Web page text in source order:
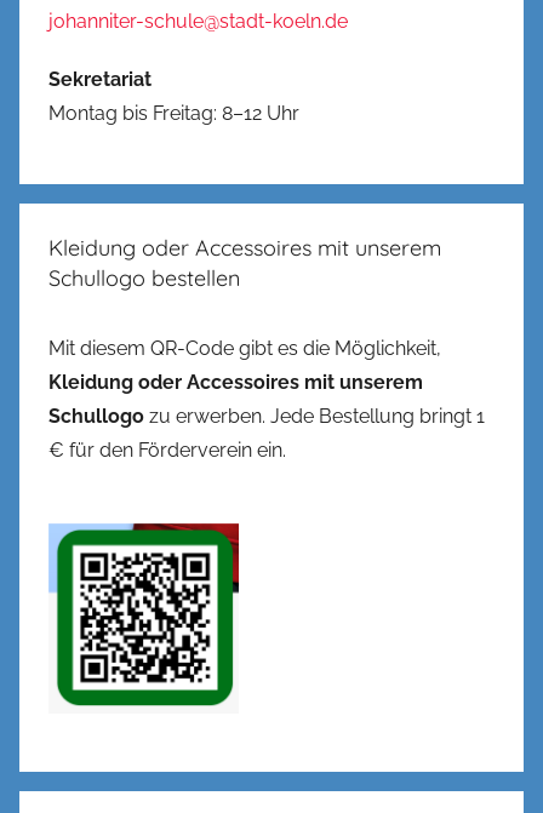
johanniter-schule@stadt-koeln.de
Sekretariat
Montag bis Freitag: 8–12 Uhr
Kleidung oder Accessoires mit unserem
Schullogo bestellen
Mit diesem QR-Code gibt es die Möglichkeit,
Kleidung oder Accessoires mit unserem
Schullogo zu erwerben. Jede Bestellung bringt 1
€ für den Förderverein ein.